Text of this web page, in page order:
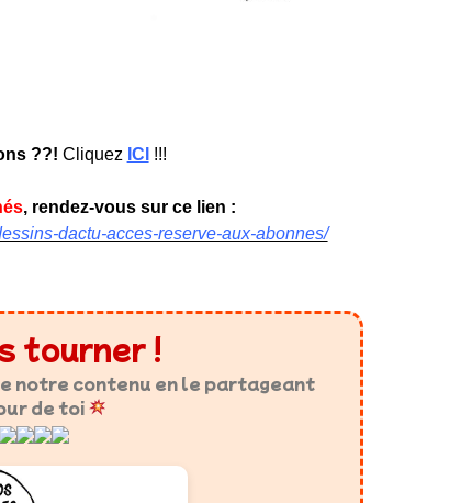
??! Cliquez ICI !!!
, rendez-vous sur ce lien :
dactu-acces-reserve-aux-abonnes/
tourner !
notre contenu en le partageant
de toi